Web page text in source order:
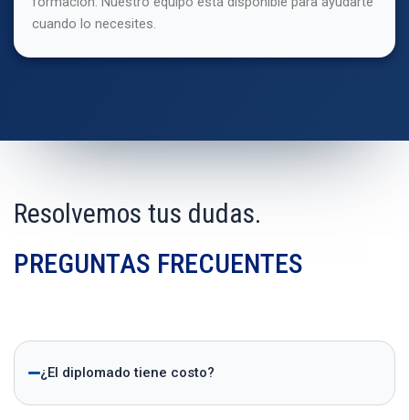
cuando lo necesites.
Resolvemos tus dudas.
PREGUNTAS FRECUENTES
¿El diplomado tiene costo?